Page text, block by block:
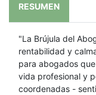
RESUMEN
"La Brújula del
rentabilidad y
para abogados
vida profesional y
coordenadas -